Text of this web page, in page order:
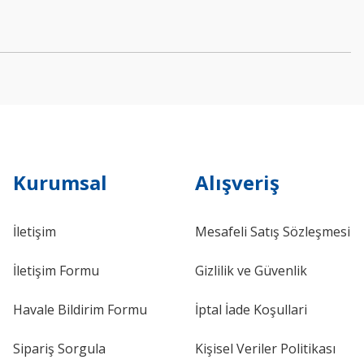
Kurumsal
İletişim
İletişim Formu
Havale Bildirim Formu
Sipariş Sorgula
Alışveriş
Mesafeli Satış Sözleşmesi
Gizlilik ve Güvenlik
İptal İade Koşullari
Kişisel Veriler Politikası